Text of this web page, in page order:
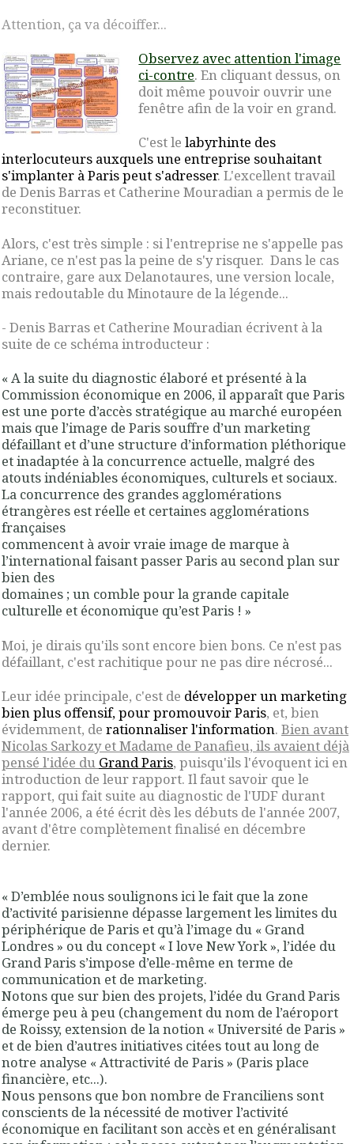
Attention, ça va décoiffer...
Observez avec attention l'image
ci-contre. En cliquant dessus, on
doit même pouvoir ouvrir une
fenêtre afin de la voir en grand.
C'est lelabyrhinte des
interlocuteurs auxquels une entreprise souhaitant
s'implanter à Paris peut s'adresser. L'excellent travail
de Denis Barras et Catherine Mouradian a permis de le
reconstituer.
Alors, c'est très simple : si l'entreprise ne s'appelle pas
Ariane, ce n'est pas la peine de s'y risquer. Dans le cas
contraire, gare aux Delanotaures, une version locale,
mais redoutable du Minotaure de la légende...
- Denis Barras et Catherine Mouradian écrivent à la
suite de ce schéma introducteur :
« A la suite du diagnostic élaboré et présenté à la
Commission économique en 2006, il apparaît que Paris
est une porte d’accès stratégique au marché européen
mais que l’image de Paris souffre d’un marketing
défaillant et d’une structure d’information pléthorique
et inadaptée à la concurrence actuelle, malgré des
atouts indéniables économiques, culturels et sociaux.
La concurrence des grandes agglomérations
étrangères est réelle et certaines agglomérations
françaises
commencent à avoir vraie image de marque à
l’international faisant passer Paris au second plan sur
bien des
domaines ; un comble pour la grande capitale
culturelle et économique qu’est Paris ! »
Moi, je dirais qu'ils sont encore bien bons. Ce n'est pas
défaillant, c'est rachitique pour ne pas dire nécrosé...
Leur idée principale, c'est de développer un marketing
bien plus offensif, pour promouvoir Paris, et, bien
évidemment, de rationnaliser l'information. Bien avant
Nicolas Sarkozy et Madame de Panafieu, ils avaient déjà
pensé l'idée du Grand Paris, puisqu'ils l'évoquent ici en
introduction de leur rapport. Il faut savoir que le
rapport, qui fait suite au diagnostic de l'UDF durant
l'année 2006, a été écrit dès les débuts de l'année 2007,
avant d'être complètement finalisé en décembre
dernier.
« D’emblée nous soulignons ici le fait que la zone
d’activité parisienne dépasse largement les limites du
périphérique de Paris et qu’à l’image du « Grand
Londres » ou du concept « I love New York »,l’idée du
Grand Paris s’impose d’elle-même en terme de
communication et de marketing.
Notons que sur bien des projets,l’idée du Grand Paris
émerge peu à peu (changement du nom de l’aéroport
de Roissy, extension de la notion « Université de Paris »
et de bien d’autres initiatives citées tout au long de
notre analyse « Attractivité de Paris » (Paris place
financière, etc...).
Nous pensons que bon nombre de Franciliens sont
conscients de la nécessité de motiver l’activité
économique en facilitant son accès et en généralisant